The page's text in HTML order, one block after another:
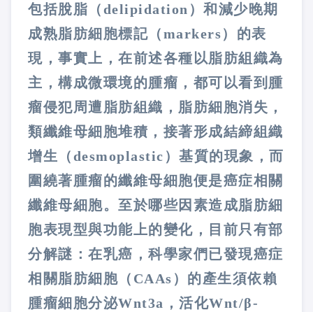
包括脫脂（delipidation ）和減少晚期
成熟脂肪細胞標記（markers）的表
現，事實上，在前述各種以脂肪組織為
主，構成微環境的腫瘤，都可以看到腫
瘤侵犯周遭脂肪組織，脂肪細胞消失，
類纖維母細胞堆積，接著形成結締組織
增生（desmoplastic ）基質的現象，而
圍繞著腫瘤的纖維母細胞便是癌症相關
纖維母細胞。至於哪些因素造成脂肪細
胞表現型與功能上的變化，目前只有部
分解謎：在乳癌，科學家們已發現癌症
相關脂肪細胞（ CAAs ）的產生須依賴
腫瘤細胞分泌Wnt3a ，活化Wnt/β-